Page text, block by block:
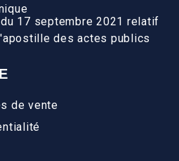
17 septembre 2021 relatif
des actes publics
de vente